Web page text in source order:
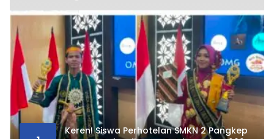
Keren! Siswa Perhotelan SMKN 2 Pangkep